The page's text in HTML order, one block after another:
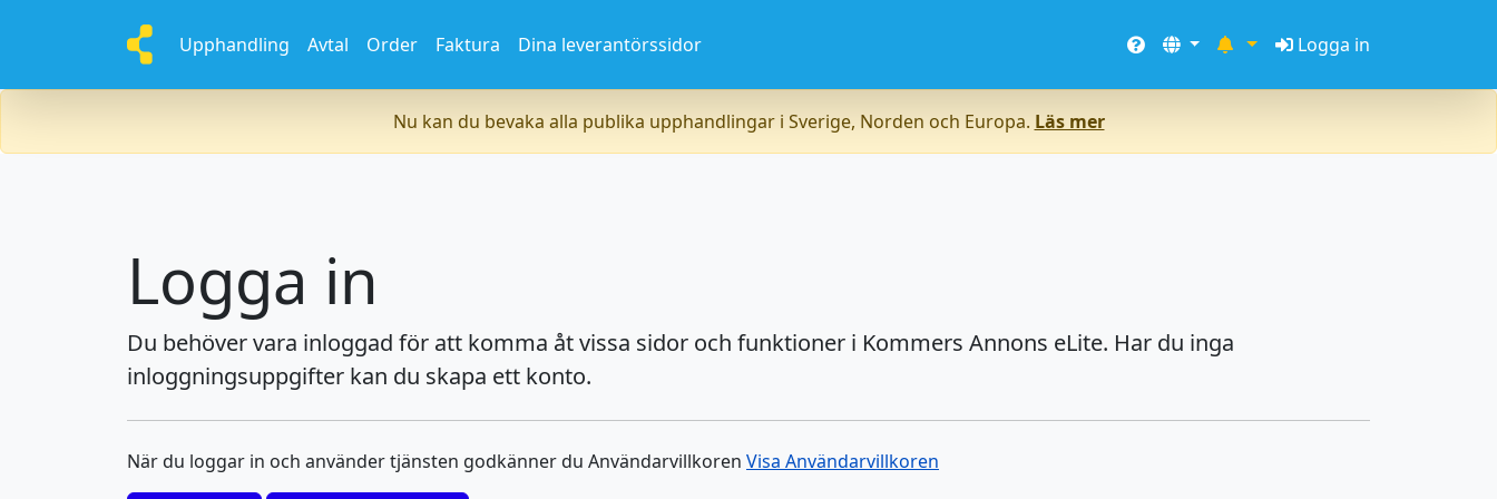
Upphandling Avtal Order Faktura Dina leverantörssidor Logga in
Nu kan du bevaka alla publika upphandlingar i Sverige, Norden och Europa. Läs mer
Logga in
Du behöver vara inloggad för att komma åt vissa sidor och funktioner i Kommers Annons eLite. Har du inga
inloggningsuppgifter kan du skapa ett konto.
När du loggar in och använder tjänsten godkänner du Användarvillkoren Visa Användarvillkoren